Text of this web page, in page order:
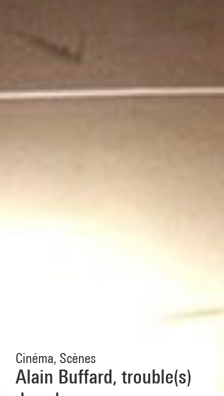
Cinéma, Scènes
Alain Buffard, trouble(s)